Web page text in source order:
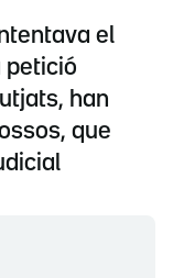
el
petició
han
que